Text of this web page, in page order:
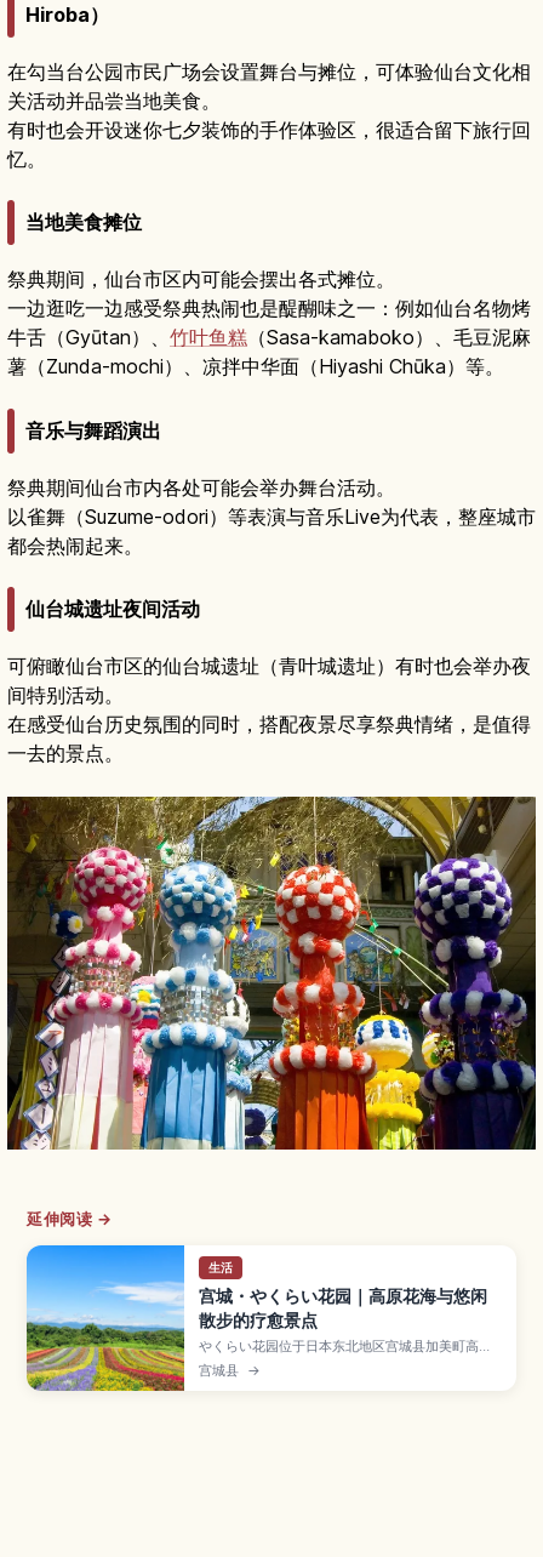
Hiroba）
在勾当台公园市民广场会设置舞台与摊位，可体验仙台文化相
关活动并品尝当地美食。
有时也会开设迷你七夕装饰的手作体验区，很适合留下旅行回
忆。
当地美食摊位
祭典期间，仙台市区内可能会摆出各式摊位。
一边逛吃一边感受祭典热闹也是醍醐味之一：例如仙台名物烤
牛舌（Gyūtan）、 竹叶鱼糕 （Sasa-kamaboko）、毛豆泥麻
薯（Zunda-mochi）、凉拌中华面（Hiyashi Chūka）等。
音乐与舞蹈演出
祭典期间仙台市内各处可能会举办舞台活动。
以雀舞（Suzume-odori）等表演与音乐Live为代表，整座城市
都会热闹起来。
仙台城遗址夜间活动
可俯瞰仙台市区的仙台城遗址（青叶城遗址）有时也会举办夜
间特别活动。
在感受仙台历史氛围的同时，搭配夜景尽享祭典情绪，是值得
一去的景点。
延伸阅读 →
生活
宫城・やくらい花园｜高原花海与悠闲
散步的疗愈景点
やくらい花园位于日本东北地区宫城县加美町高原
地带，是一座以郁金香、薰衣草、玫瑰等四季花卉
和欧式庭园闻名的休闲公园。文章介绍园内必看的
宫城县 →